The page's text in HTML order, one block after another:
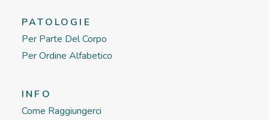
PATOLOGIE
Per Parte Del Corpo
Per Ordine Alfabetico
INFO
Come Raggiungerci